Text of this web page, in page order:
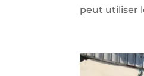
peut utiliser